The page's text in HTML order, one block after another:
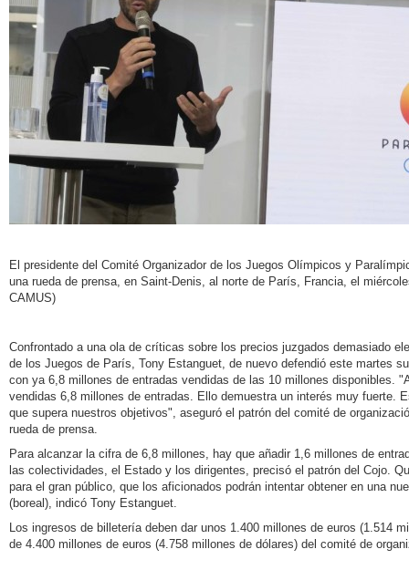
El presidente del Comité Organizador de los Juegos Olímpicos y
una rueda de prensa, en Saint-Denis, al norte de París, Francia, el
CAMUS)
Confrontado a una ola de críticas sobre los precios juzgados demasiado
de los Juegos de París, Tony Estanguet, de nuevo defendió este martes
con ya 6,8 millones de entradas vendidas de las 10 millones disponibles.
vendidas 6,8 millones de entradas. Ello demuestra un interés muy fuerte.
que supera nuestros objetivos", aseguró el patrón del comité de
rueda de prensa.
Para alcanzar la cifra de 6,8 millones, hay que añadir 1,6 millones de
las colectividades, el Estado y los dirigentes, precisó el patrón del Cojo.
para el gran público, que los aficionados podrán intentar obtener en una
(boreal), indicó Tony Estanguet.
Los ingresos de billetería deben dar unos 1.400 millones de euros (1.514
de 4.400 millones de euros (4.758 millones de dólares) del comité de